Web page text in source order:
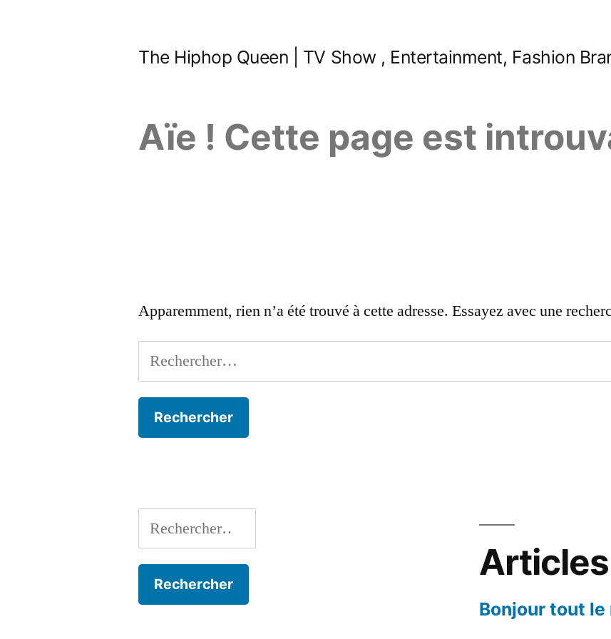
The Hiphop Queen | TV Show , Entertainment, Fashion
Aïe ! Cette page est
Apparemment, rien n’a été trouvé à cette adresse. Essayez avec une
Rechercher :
Rechercher :
Bonjour tout le